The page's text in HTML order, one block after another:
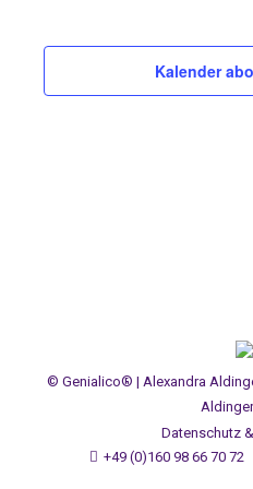
Kalender
© Genialico® | Alexandra
Datenschutz
+49 (0)160 98 66 70 72